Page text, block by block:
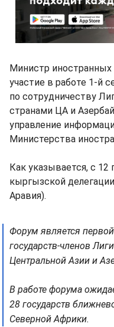
Министр иностранных
участие в работе 1-й
по сотрудничеству
странами ЦА и
управление
Министерства
Как указывается, с 12
кыргызской
Аравия).
Форум является
государств-членов
Центральной Азии и
В работе форума
28 государств
Северной Африки.